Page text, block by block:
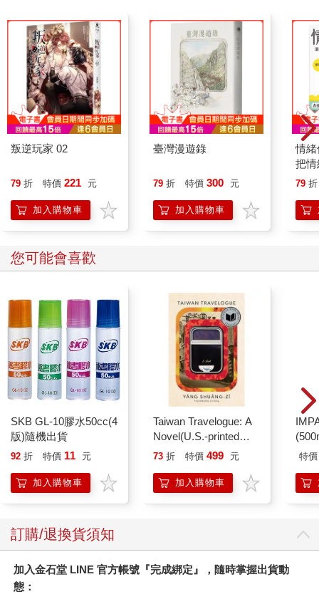
叛逆玩家 02
79 折 特價 221 元
加入購物車
臺灣漫遊錄
79 折 特價 300 元
加入購物車
情
把
誰
79 折
您可能會喜歡
SKB GL-10膠水50cc(4
版)隨機出貨
92 折 特價 11 元
加入購物車
Taiwan Travelogue: A
Novel(U.S.-printed
edition)
73 折 特價 499 元
加入購物車
特價
訂購/退換貨須知
加入金石堂 LINE 官方帳號『完成綁定』，隨時掌握出貨動
態：